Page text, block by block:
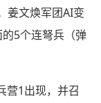
姜文焕军团AI变
5个连弩兵（弹
营1出现，并召